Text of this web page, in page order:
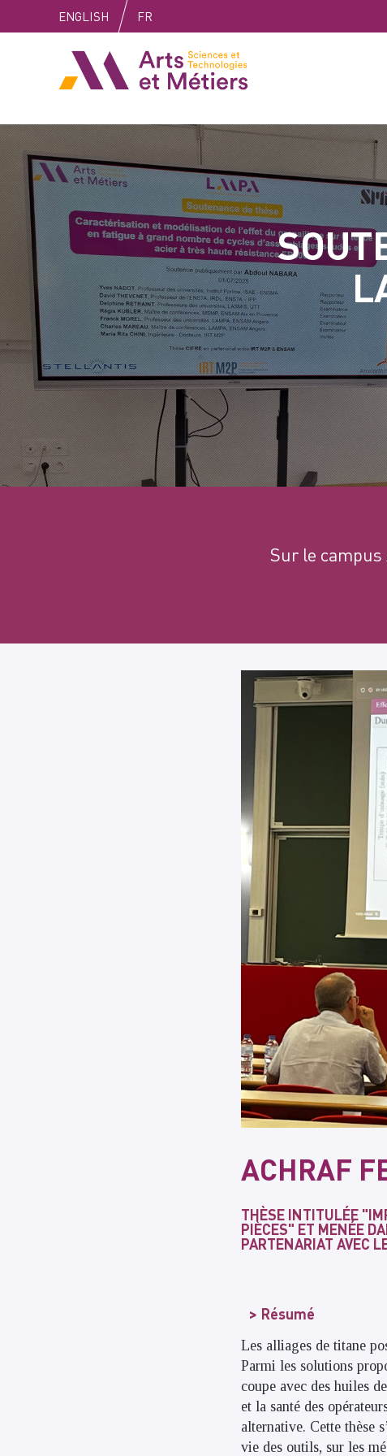
to
to
to
ENGLISH FR
Arts et métiers
Sur le
ACHRAF
THÈSE INTITULÉE
PIÈCES" ET MENÉE
PARTENARIAT AVEC
Résumé
Les alliages de titane
Parmi les solutions
coupe avec des huiles
et la santé des
alternative. Cette thèse
vie des outils, sur les